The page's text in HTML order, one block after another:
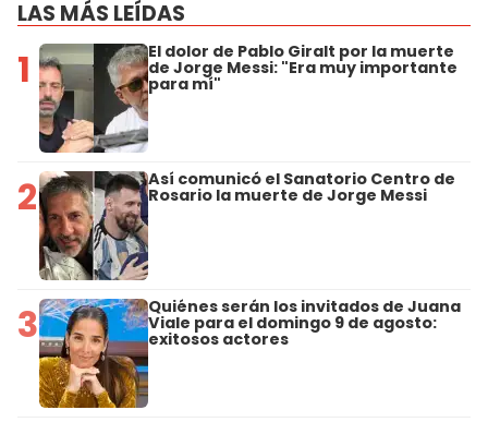
LAS MÁS LEÍDAS
1 El dolor de Pablo Giralt por la muerte
de Jorge Messi: "Era muy importante
para mí"
2 Así comunicó el Sanatorio Centro de
Rosario la muerte de Jorge Messi
3 Quiénes serán los invitados de Juana
Viale para el domingo 9 de agosto:
exitosos actores